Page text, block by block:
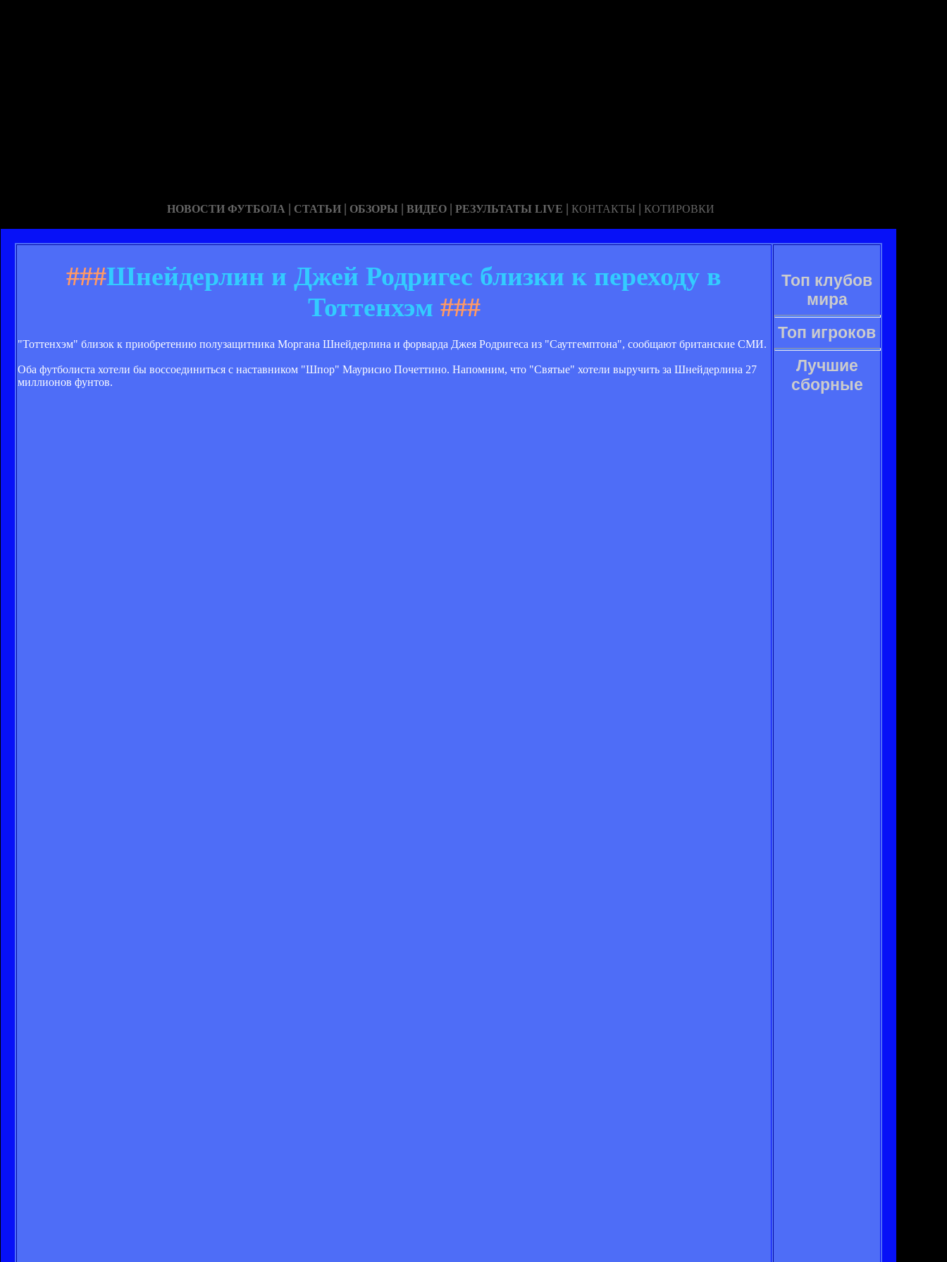
НОВОСТИ ФУТБОЛА | СТАТЬИ | ОБЗОРЫ | ВИДЕО | РЕЗУЛЬТАТЫ LIVE | КОНТАКТЫ | КОТИРОВКИ
###Шнейдерлин и Джей Родригес близки к переходу в
Тоттенхэм ###
"Тоттенхэм" близок к приобретению полузащитника Моргана Шнейдерлина и форварда Джея Родригеса из "Саутгемптона", сообщают британские СМИ.
Оба футболиста хотели бы воссоединиться с наставником "Шпор" Маурисио Почеттино. Напомним, что "Святые" хотели выручить за Шнейдерлина 27
миллионов фунтов.
Топ клубов
мира
Топ игроков
Лучшие
сборные